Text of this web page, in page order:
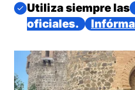
Imagen
Utiliza siempre las
oficiales.